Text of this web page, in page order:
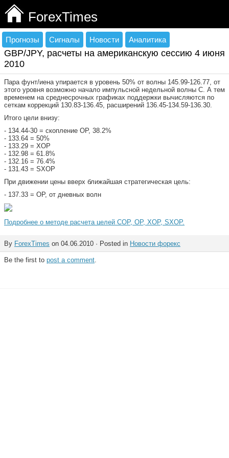
ForexTimes
Прогнозы Сигналы Новости Аналитика
GBP/JPY, расчеты на американскую сессию 4 июня
2010
Пара фунт/иена упирается в уровень 50% от волны 145.99-126.77, от
этого уровня возможно начало импульсной недельной волны С. А тем
временем на среднесрочных графиках поддержки вычисляются по
сеткам коррекций 130.83-136.45, расширений 136.45-134.59-136.30.
Итого цели внизу:
- 134.44-30 = скопление ОР, 38.2%
- 133.64 = 50%
- 133.29 = ХОР
- 132.98 = 61.8%
- 132.16 = 76.4%
- 131.43 = SXOP
При движении цены вверх ближайшая стратегическая цель:
- 137.33 = ОР, от дневных волн
Подробнее о методе расчета целей COP, OP, XOP, SXOP.
By ForexTimes on 04.06.2010 · Posted in Новости форекс
Be the first to post a comment.